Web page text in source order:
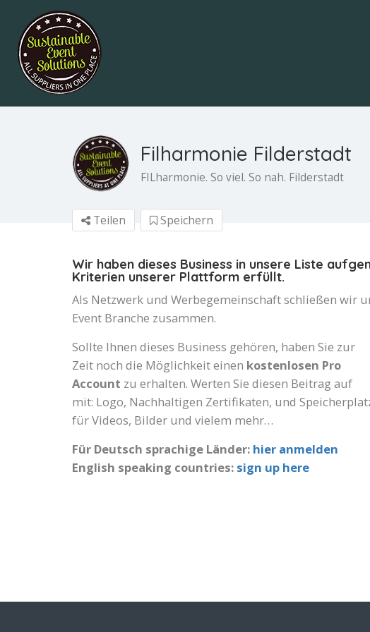
Filharmonie Filderstadt
FILharmonie. So viel. So nah. Filderstadt
Teilen Speichern
Wir haben dieses Business in unsere Liste
Kriterien unserer Plattform erfüllt.
Als Netzwerk und Werbegemeinschaft schließen wir
Event Branche zusammen.
Sollte Ihnen dieses Business gehören, haben Sie zur
Zeit noch die Möglichkeit einen kostenlosen Pro
Account zu erhalten. Werten Sie diesen Beitrag auf
mit: Logo, Nachhaltigen Zertifikaten, und
für Videos, Bilder und vielem mehr…
Für Deutsch sprachige Länder: hier anmelden
English speaking countries: sign up here